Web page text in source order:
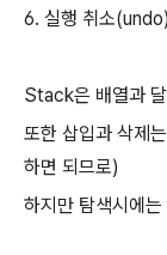
6. 실행 취소(undo)
Stack은 배열과
또한 삽입과 삭제
하면 되므로)
하지만 탐색시에